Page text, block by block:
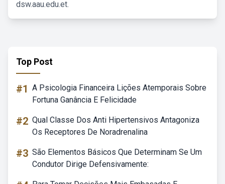
dsw.aau.edu.et.
Top Post
#1 A Psicologia Financeira Lições Atemporais Sobre
Fortuna Ganância E Felicidade
#2 Qual Classe Dos Anti Hipertensivos Antagoniza
Os Receptores De Noradrenalina
#3 São Elementos Básicos Que Determinam Se Um
Condutor Dirige Defensivamente: